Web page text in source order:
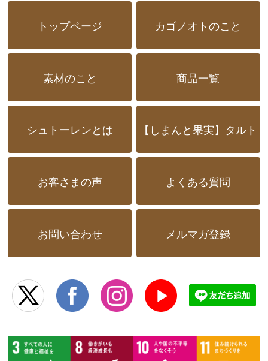
トップページ カゴノオトのこと
素材のこと 商品一覧
シュトーレンとは 【しまんと果実】タルト
お客さまの声 よくある質問
お問い合わせ メルマガ登録